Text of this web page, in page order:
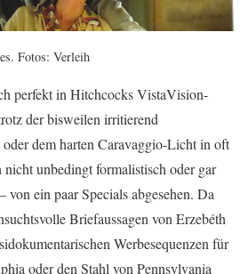
Fotos: Verleih
perfekt in Hitchcocks VistaVision-
der bisweilen irritierend
oder dem harten Caravaggio-Licht in oft
unbedingt formalistisch oder gar
von ein paar Specials abgesehen. Da
Briefaussagen von Erzebéth
Werbesequenzen für
oder den Stahl von Pennsylvania